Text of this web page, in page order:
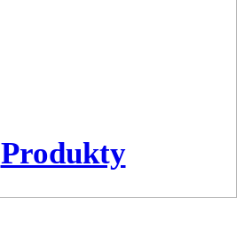
Produkty